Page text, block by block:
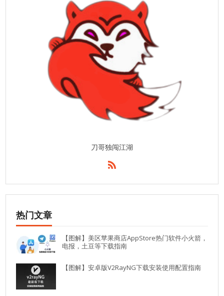
刀哥独闯江湖
热门文章
【图解】美区苹果商店AppStore热门软件小火箭，
电报，土豆等下载指南
【图解】安卓版V2RayNG下载安装使用配置指南